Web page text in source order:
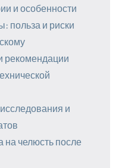
и особенности
польза и риски
рекомендации
и
на челюсть после